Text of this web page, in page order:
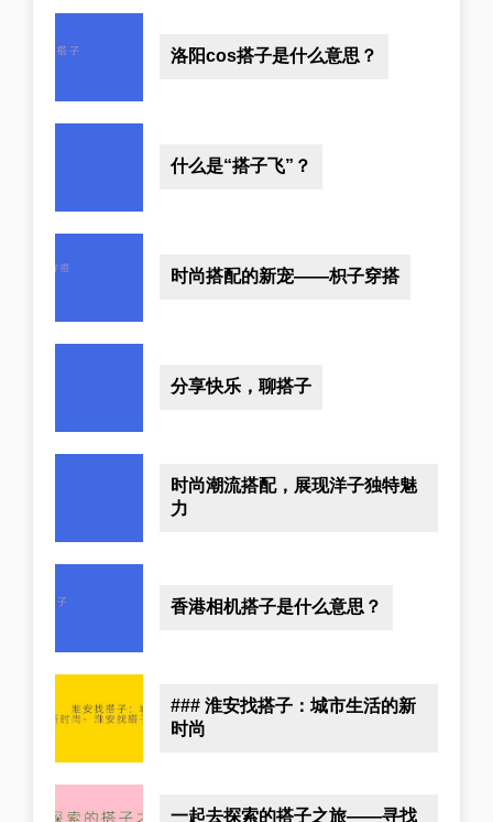
洛阳cos搭子是什么意思？
什么是“搭子飞”？
时尚搭配的新宠——枳子穿搭
分享快乐，聊搭子
时尚潮流搭配，展现洋子独特魅
力
香港相机搭子是什么意思？
### 淮安找搭子：城市生活的新
时尚
一起去探索的搭子之旅——寻找